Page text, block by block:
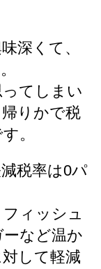
深くて、
てしまい
りかで税
。
税率は0パ
ィッシュ
など温か
して軽減